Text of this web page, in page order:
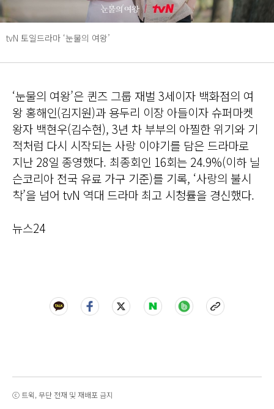
tvN 토일드라마 ‘눈물의 여왕’
‘눈물의 여왕’은 퀸즈 그룹 재벌 3세이자 백화점의 여
왕 홍해인(김지원)과 용두리 이장 아들이자 슈퍼마켓
왕자 백현우(김수현), 3년 차 부부의 아찔한 위기와 기
적처럼 다시 시작되는 사랑 이야기를 담은 드라마로
지난 28일 종영했다. 최종회인 16회는 24.9%(이하 닐
슨코리아 전국 유료 가구 기준)를 기록, ‘사랑의 불시
착’을 넘어 tvN 역대 드라마 최고 시청률을 경신했다.
뉴스24
ⓒ 트윅, 무단 전재 및 재배포 금지